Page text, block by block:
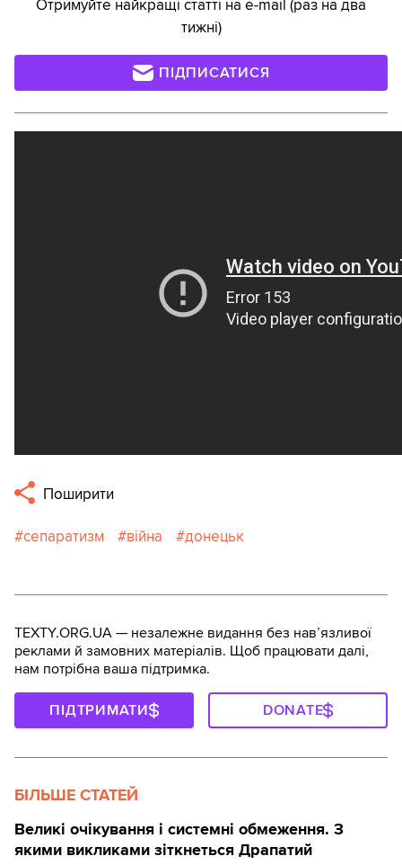
Отримуйте найкращі статті на e-mail (раз на два
тижні)
ПІДПИСАТИСЯ
Поширити
сепаратизм війна донецьк
TEXTY.ORG.UA — незалежне видання без навʼязливої
реклами й замовних матеріалів. Щоб працювати далі,
нам потрібна ваша підтримка.
ПІДТРИМАТИ DONATE
БІЛЬШЕ СТАТЕЙ
Великі очікування і системні обмеження. З
якими викликами зіткнеться Драпатий